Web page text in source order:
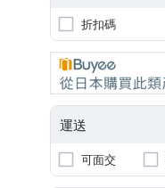
折扣碼
運送
可面交